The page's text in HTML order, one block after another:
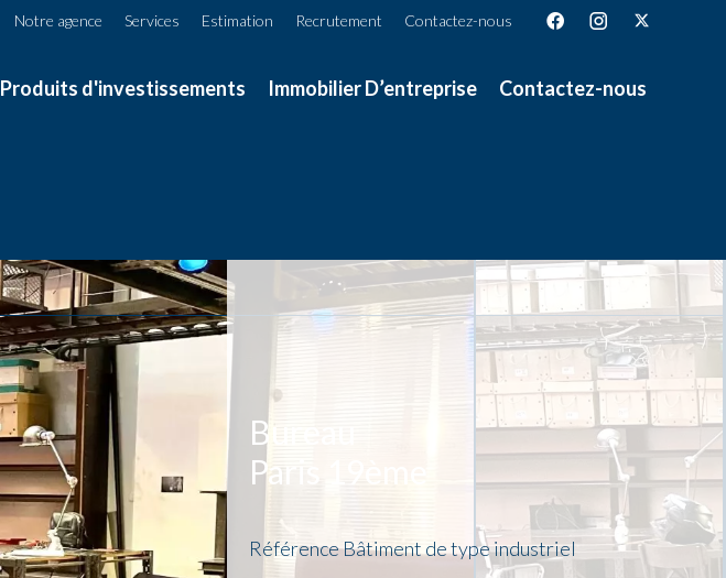
Notre agence Services Estimation Recrutement Contactez-nous
Produits d'investissements Immobilier D’entreprise Contactez-nous
Bureau
Paris 19ème
RéférenceBâtiment de type industriel